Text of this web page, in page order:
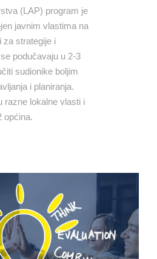
(LAP) program je
javnim vlastima na
za strategije i
podučavaju u 2-3
sudionike boljim
i planiranja.
razne lokalne vlasti i
općina.